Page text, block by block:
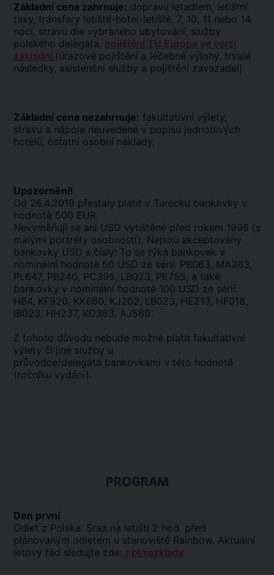
Základní cena zahrnuje: dopravu letadlem, letištní
taxy, transfery letiště-hotel-letiště, 7, 10, 11 nebo 14
nocí, stravu dle vybraného ubytování, služby
polského delegáta, pojištění TU Europa ve verzi
základní (úrazové pojištění a léčebné výlohy, trvalé
následky, asistenční služby a pojištění zavazadel).
Základní cena nezahrnuje: fakultativní výlety,
stravu a nápoje neuvedené v popisu jednotlivých
hotelů, ostatní osobní náklady.
Upozornění!
Od 26.4.2019 přestaly platit v Turecku bankovky v
hodnotě 500 EUR.
Nevyměňují se ani USD vytištěné před rokem 1996 (s
malými portréty osobností). Nejsou akceptovány
bankovky USD s čísly: To se týká bankovek v
nominální hodnotě 50 USD ze sérií: PB063, MA383,
PL647, PB240, PC395, LB023, PE755, a také
bankovky v nominální hodnotě 100 USD ze sérií:
HB4, KF920, KK660, KJ202, LB023, HE213, HF018,
IB023, HH237, KD383, AJ569.
Z tohoto důvodu nebude možné platit fakultativní
výlety či jiné služby u
průvodce/delegáta bankovkami v této hodnotě
(ročníku vydání).
PROGRAM
Den první
Odlet z Polska. Sraz na letišti 2 hod. před
plánovaným odletem u stanoviště Rainbow. Aktuální
letový řád sledujte zde: r.pl/rozklady